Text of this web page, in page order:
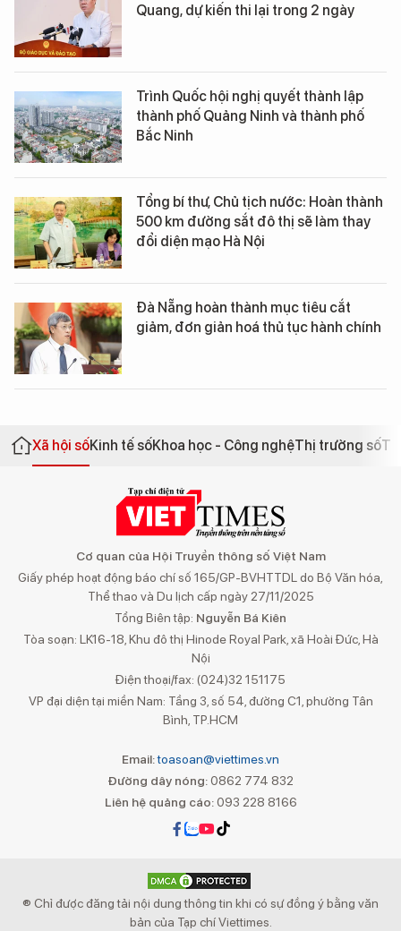
Quang, dự kiến thi lại trong 2 ngày
Trình Quốc hội nghị quyết thành lập
thành phố Quảng Ninh và thành phố
Bắc Ninh
Tổng bí thư, Chủ tịch nước: Hoàn thành
500 km đường sắt đô thị sẽ làm thay
đổi diện mạo Hà Nội
Đà Nẵng hoàn thành mục tiêu cắt
giảm, đơn giản hoá thủ tục hành chính
Xã hội sốKinh tế sốKhoa học - Công nghệThị trường số
Cơ quan của Hội Truyền thông số Việt Nam
Giấy phép hoạt động báo chí số 165/GP-BVHTTDL do Bộ Văn hóa,
Thể thao và Du lịch cấp ngày 27/11/2025
Tổng Biên tập: Nguyễn Bá Kiên
Tòa soạn: LK16-18, Khu đô thị Hinode Royal Park, xã Hoài Đức, Hà
Nội
Điện thoại/fax: (024)32 151175
VP đại diện tại miền Nam: Tầng 3, số 54, đường C1, phường Tân
Bình, TP.HCM
Email:toasoan@viettimes.vn
Đường dây nóng: 0862 774 832
Liên hệ quảng cáo:093 228 8166
® Chỉ được đăng tải nội dung thông tin khi có sự đồng ý bằng văn
bản của Tạp chí Viettimes.